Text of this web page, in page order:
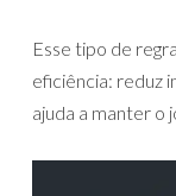
Esse tipo de
eficiência: reduz
ajuda a manter o